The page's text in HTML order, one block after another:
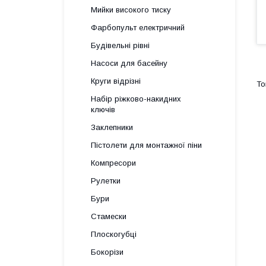
Мийки високого тиску
Фарбопульт електричний
Будівельні рівні
Насоси для басейну
Круги відрізні
Набір ріжково-накидних
ключів
Заклепники
Пістолети для монтажної піни
Компресори
Рулетки
Бури
Стамески
Плоскогубці
Бокорізи